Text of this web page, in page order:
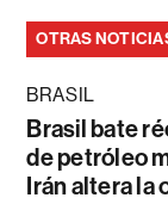
OTRAS
BRASIL
Brasil bate
de petróleo
Irán altera la